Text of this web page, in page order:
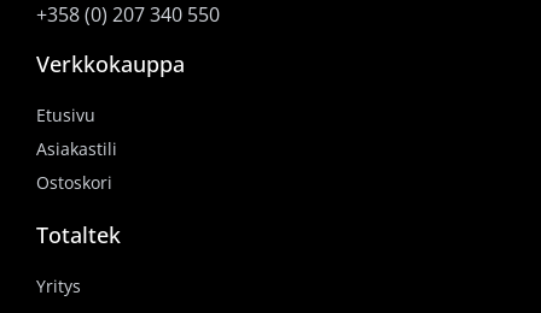
+358 (0) 207 340 550
Verkkokauppa
Etusivu
Asiakastili
Ostoskori
Totaltek
Yritys